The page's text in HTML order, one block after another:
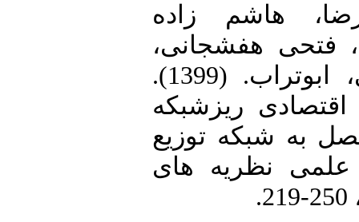
هاشم زاده
فتحی هفشجانی،
کیامرث، علی رضایی، ابوتراب. (1399).
اقتصادی ریزشبکه
به شبکه توزیع
علمی نظریه های